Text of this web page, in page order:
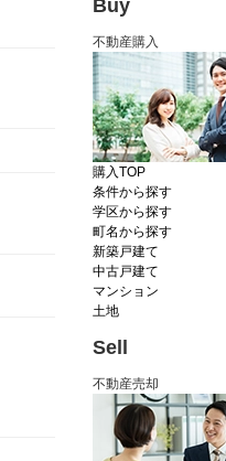
Buy
不動産購入
購入TOP
条件から探す
学区から探す
町名から探す
新築戸建て
中古戸建て
マンション
土地
Sell
不動産売却